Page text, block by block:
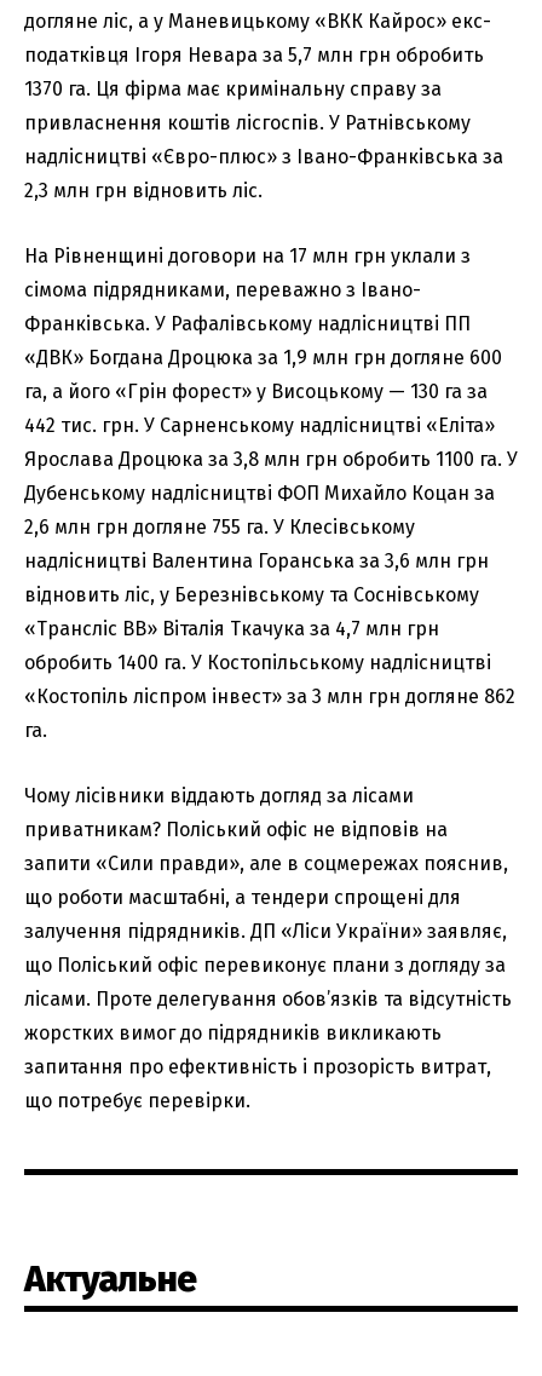
догляне ліс, а у Маневицькому «ВКК Кайрос» екс-
податківця Ігоря Невара за 5,7 млн грн обробить
1370 га. Ця фірма має кримінальну справу за
привласнення коштів лісгоспів. У Ратнівському
надлісництві «Євро-плюс» з Івано-Франківська за
2,3 млн грн відновить ліс.
На Рівненщині договори на 17 млн грн уклали з
сімома підрядниками, переважно з Івано-
Франківська. У Рафалівському надлісництві ПП
«ДВК» Богдана Дроцюка за 1,9 млн грн догляне 600
га, а його «Грін форест» у Висоцькому — 130 га за
442 тис. грн. У Сарненському надлісництві «Еліта»
Ярослава Дроцюка за 3,8 млн грн обробить 1100 га. У
Дубенському надлісництві ФОП Михайло Коцан за
2,6 млн грн догляне 755 га. У Клесівському
надлісництві Валентина Горанська за 3,6 млн грн
відновить ліс, у Березнівському та Соснівському
«Трансліс ВВ» Віталія Ткачука за 4,7 млн грн
обробить 1400 га. У Костопільському надлісництві
«Костопіль ліспром інвест» за 3 млн грн догляне 862
га.
Чому лісівники віддають догляд за лісами
приватникам? Поліський офіс не відповів на
запити «Сили правди», але в соцмережах пояснив,
що роботи масштабні, а тендери спрощені для
залучення підрядників. ДП «Ліси України» заявляє,
що Поліський офіс перевиконує плани з догляду за
лісами. Проте делегування обов’язків та відсутність
жорстких вимог до підрядників викликають
запитання про ефективність і прозорість витрат,
що потребує перевірки.
Актуальне